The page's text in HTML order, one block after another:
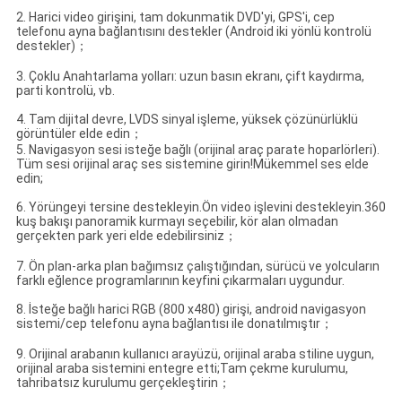
2. Harici video girişini, tam dokunmatik DVD'yi, GPS'i, cep
telefonu ayna bağlantısını destekler (Android iki yönlü kontrolü
destekler)；
3. Çoklu Anahtarlama yolları: uzun basın ekranı, çift kaydırma,
parti kontrolü, vb.
4. Tam dijital devre, LVDS sinyal işleme, yüksek çözünürlüklü
görüntüler elde edin；
5. Navigasyon sesi isteğe bağlı (orijinal araç parate hoparlörleri).
Tüm sesi orijinal araç ses sistemine girin!Mükemmel ses elde
edin;
6. Yörüngeyi tersine destekleyin.Ön video işlevini destekleyin.360
kuş bakışı panoramik kurmayı seçebilir, kör alan olmadan
gerçekten park yeri elde edebilirsiniz；
7. Ön plan-arka plan bağımsız çalıştığından, sürücü ve yolcuların
farklı eğlence programlarının keyfini çıkarmaları uygundur.
8. İsteğe bağlı harici RGB (800 x480) girişi, android navigasyon
sistemi/cep telefonu ayna bağlantısı ile donatılmıştır；
9. Orijinal arabanın kullanıcı arayüzü, orijinal araba stiline uygun,
orijinal araba sistemini entegre etti;Tam çekme kurulumu,
tahribatsız kurulumu gerçekleştirin；